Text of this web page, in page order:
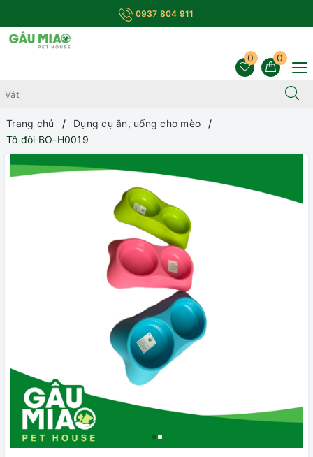
0937 804 911
0
0
Trang chủ
Dụng cụ ăn, uống cho mèo
Tô đôi BO-H0019